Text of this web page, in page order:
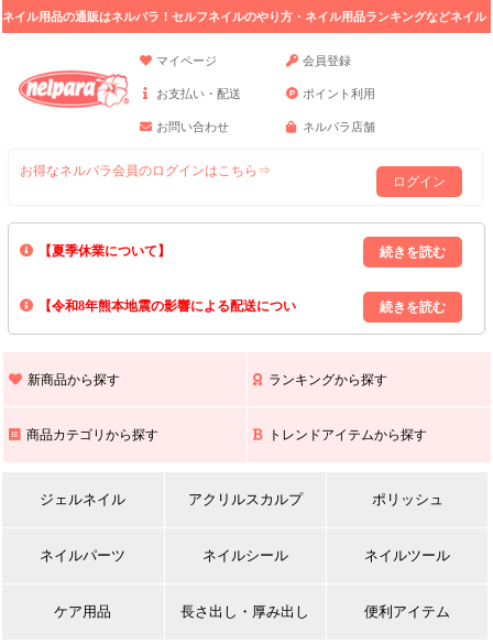
ネイル用品の通販はネルパラ！セルフネイルのやり方・ネイル用品ランキングなどネイル
マイページ
会員登録
お支払い・配送 ポイント利用
お問い合わせ ネルパラ店舗
お得なネルパラ会員のログインはこちら⇒
ログイン
【夏季休業について】
8/13(木)～8/16(日)の間｢出荷業務・お問い合わせ業務｣はお休みいたしま
上記期間中のご注文・お問い合わせは8/17(月)以降の対応となりますので
【令和8年熊本地震の影響による配送につい
また､ 九州全域でお荷物のお届けに遅延が生じております｡
新商品から探す ランキングから探す
商品カテゴリから探す トレンドアイテムから探す
ジェルネイル アクリルスカルプ ポリッシュ
ネイルパーツ ネイルシール ネイルツール
ケア用品 長さ出し・厚み出し 便利アイテム